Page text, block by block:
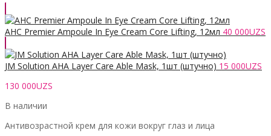
AHC Premier Ampoule In Eye Cream Core Lifting, 12мл 40 000UZS
JM Solution AHA Layer Care Able Mask, 1шт (штучно) 15 000UZS
130 000UZS
В наличии
Антивозрастной крем для кожи вокруг глаз и лица